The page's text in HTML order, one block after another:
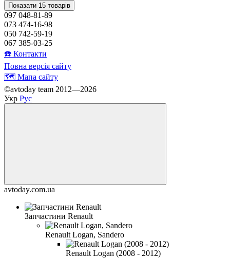
Показати 15 товарів
097 048-81-89
073 474-16-98
050 742-59-19
067 385-03-25
☎️ Контакти
Повна версія сайту
🗺️ Мапа сайту
©avtoday team 2012—2026
Укр Рус
avtoday.com.ua
Запчастини Renault
Renault Logan, Sandero
Renault Logan (2008 - 2012)